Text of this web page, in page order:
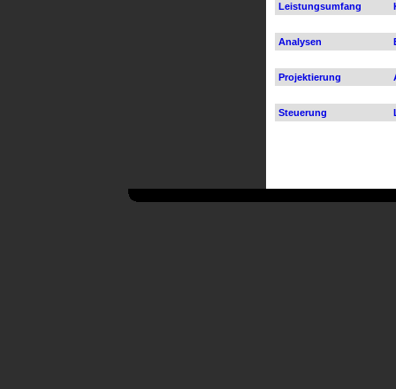
Leistungsumfang
Analysen
Projektierung
Steuerung